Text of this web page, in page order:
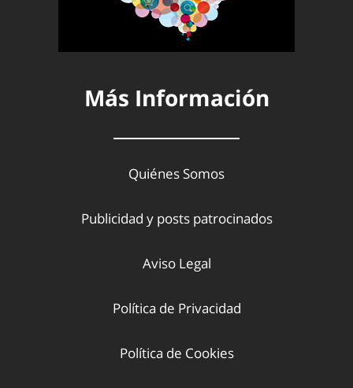
Más Información
Quiénes Somos
Publicidad y posts patrocinados
Aviso Legal
Política de Privacidad
Política de Cookies